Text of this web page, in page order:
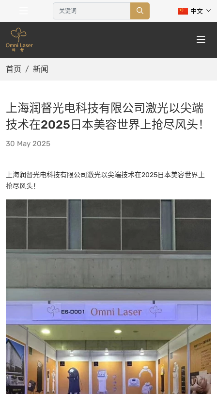
中文
首页 新闻
上海润督光电科技有限公司激光以尖端
技术在2025日本美容世界上抢尽风头！
30 May 2025
上海润督光电科技有限公司激光以尖端技术在2025日本美容世界上
抢尽风头！